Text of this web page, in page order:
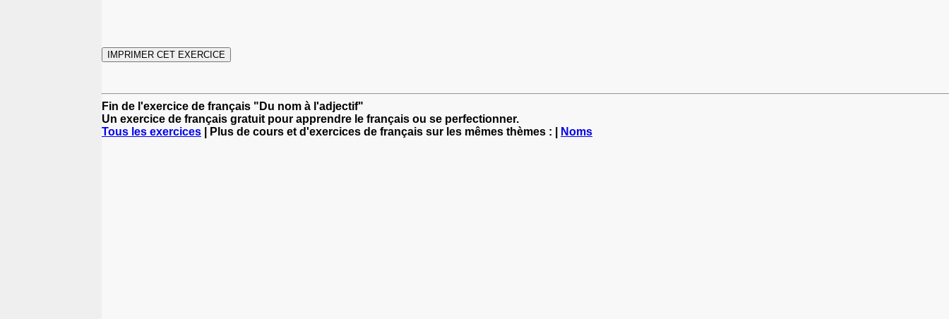
Fin de l'exercice de français "Du nom à l'adjectif"
Un exercice de français gratuit pour apprendre le français ou se perfectionner.
Tous les exercices | Plus de cours et d'exercices de français sur les mêmes thèmes : | Noms